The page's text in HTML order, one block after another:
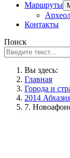
Маршруты
Контакты
Поиск
Вы здесь:
Главная
Города и
2014
7.